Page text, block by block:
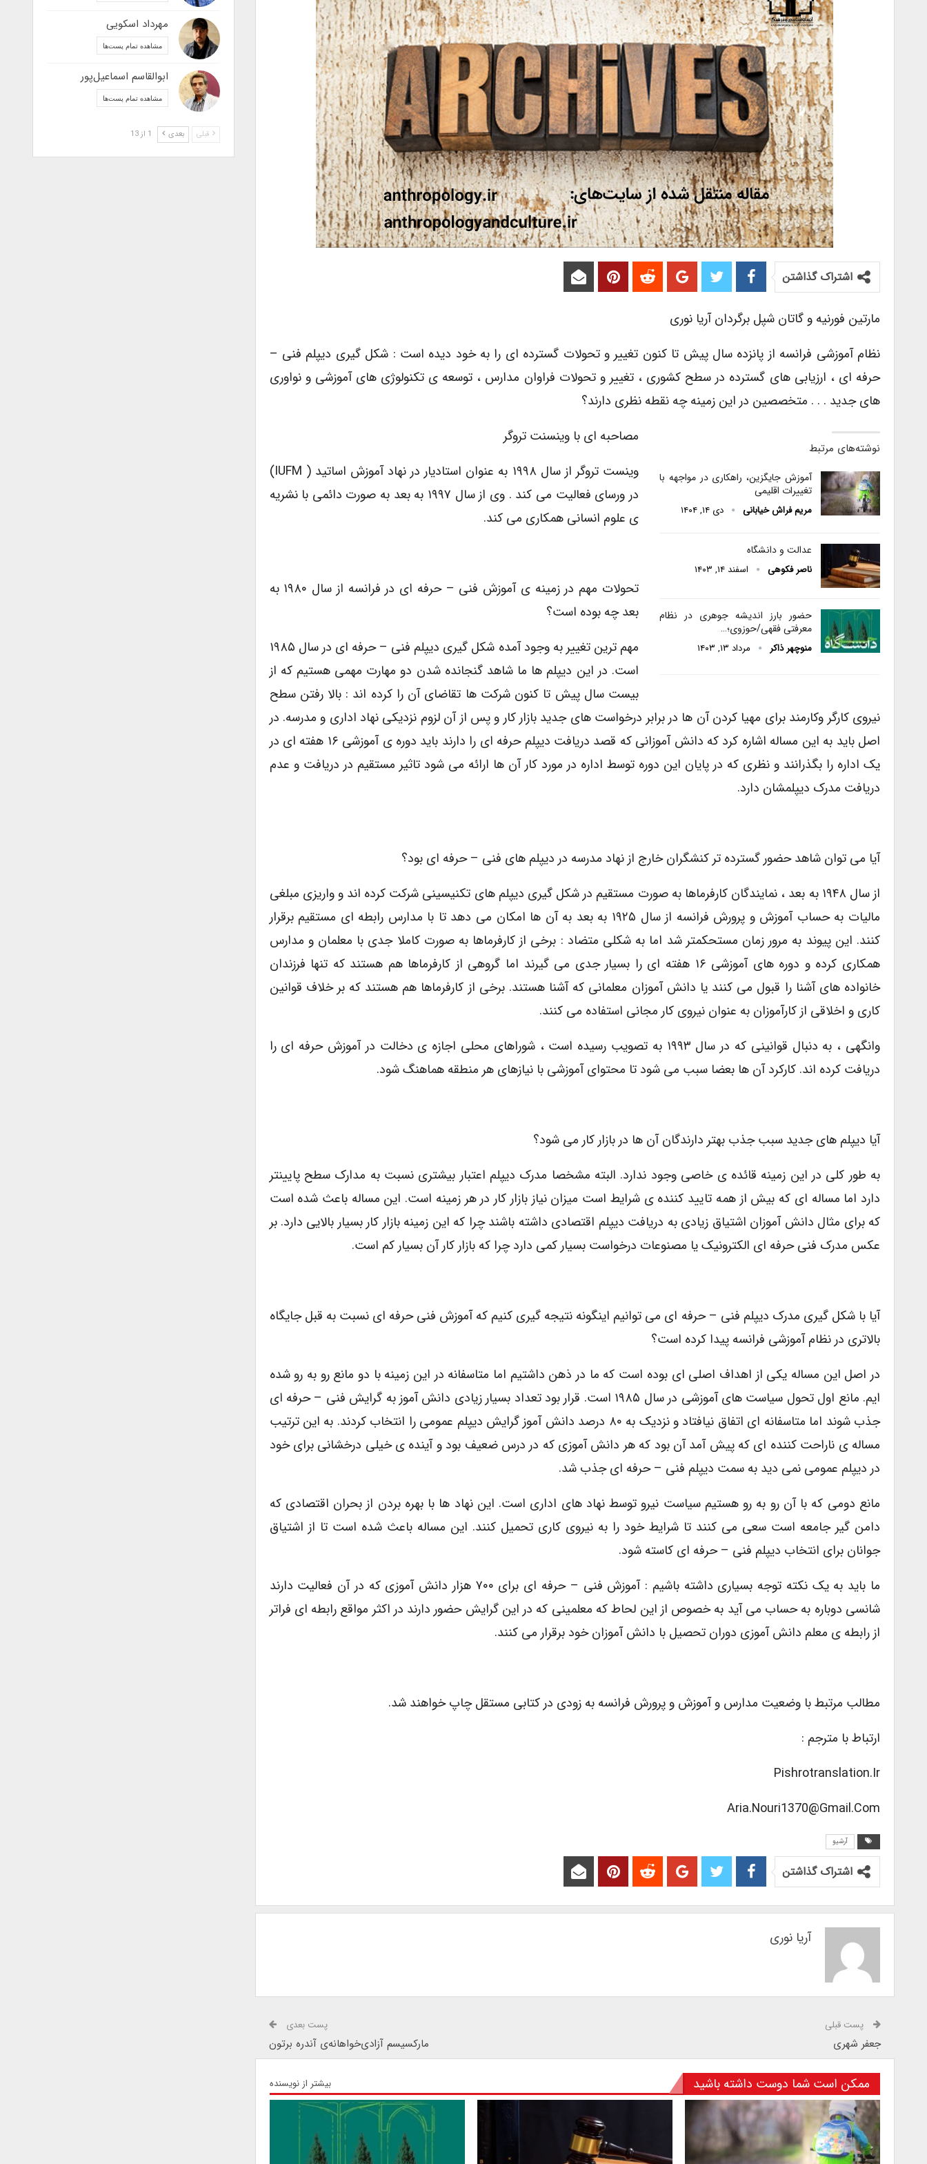
اشتراک گذاشتن
مارتین فورنیه و گاتان شپل برگردان آریا نوری
نظام آموزشی فرانسه از پانزده سال پیش تا کنون تغییر و تحولات گسترده ای را به خود دیده است : شکل گیری دیپلم فنی –
حرفه ای ، ارزیابی های گسترده در سطح کشوری ، تغییر و تحولات فراوان مدارس ، توسعه ی تکنولوژی های آموزشی و نواوری
های جدید . . . متخصصین در این زمینه چه نقطه نظری دارند؟
نوشته‌های مرتبط
آموزش جایگزین، راهکاری در مواجهه با
تغییرات اقلیمی
مریم فراش خیابانی دی ۱۴, ۱۴۰۴
عدالت و دانشگاه
ناصر فکوهی اسفند ۱۴, ۱۴۰۳
حضور بارز اندیشه جوهری در نظام
معرفتی فقهی/حوزوی؛…
منوچهر ذاکر مرداد ۱۳, ۱۴۰۳
مصاحبه ای با وینسنت تروگر
وینست تروگر از سال ۱۹۹۸ به عنوان استادیار در نهاد آموزش اساتید ( IUFM)
در ورسای فعالیت می کند . وی از سال ۱۹۹۷ به بعد به صورت دائمی با نشریه
ی علوم انسانی همکاری می کند.
تحولات مهم در زمینه ی آموزش فنی – حرفه ای در فرانسه از سال ۱۹۸۰ به
بعد چه بوده است؟
مهم ترین تغییر به وجود آمده شکل گیری دیپلم فنی – حرفه ای در سال ۱۹۸۵
است. در این دیپلم ها ما شاهد گنجانده شدن دو مهارت مهمی هستیم که از
بیست سال پیش تا کنون شرکت ها تقاضای آن را کرده اند : بالا رفتن سطح
نیروی کارگر وکارمند برای مهیا کردن آن ها در برابر درخواست های جدید بازار کار و پس از آن لزوم نزدیکی نهاد اداری و مدرسه. در
اصل باید به این مساله اشاره کرد که دانش آموزانی که قصد دریافت دیپلم حرفه ای را دارند باید دوره ی آموزشی ۱۶ هفته ای در
یک اداره را بگذرانند و نظری که در پایان این دوره توسط اداره در مورد کار آن ها ارائه می شود تاثیر مستقیم در دریافت و عدم
دریافت مدرک دیپلمشان دارد.
آیا می توان شاهد حضور گسترده تر کنشگران خارج از نهاد مدرسه در دیپلم های فنی – حرفه ای بود؟
از سال ۱۹۴۸ به بعد ، نمایندگان کارفرماها به صورت مستقیم در شکل گیری دیپلم های تکنیسینی شرکت کرده اند و واریزی مبلغی
مالیات به حساب آموزش و پرورش فرانسه از سال ۱۹۲۵ به بعد به آن ها امکان می دهد تا با مدارس رابطه ای مستقیم برقرار
کنند. این پیوند به مرور زمان مستحکمتر شد اما به شکلی متضاد : برخی از کارفرماها به صورت کاملا جدی با معلمان و مدارس
همکاری کرده و دوره های آموزشی ۱۶ هفته ای را بسیار جدی می گیرند اما گروهی از کارفرماها هم هستند که تنها فرزندان
خانواده های آشنا را قبول می کنند یا دانش آموزان معلمانی که آشنا هستند. برخی از کارفرماها هم هستند که بر خلاف قوانین
کاری و اخلاقی از کارآموزان به عنوان نیروی کار مجانی استفاده می کنند.
وانگهی ، به دنبال قوانینی که در سال ۱۹۹۳ به تصویب رسیده است ، شوراهای محلی اجازه ی دخالت در آموزش حرفه ای را
دریافت کرده اند. کارکرد آن ها بعضا سبب می شود تا محتوای آموزشی با نیازهای هر منطقه هماهنگ شود.
آیا دیپلم های جدید سبب جذب بهتر دارندگان آن ها در بازار کار می شود؟
به طور کلی در این زمینه قائده ی خاصی وجود ندارد. البته مشخصا مدرک دیپلم اعتبار بیشتری نسبت به مدارک سطح پایینتر
دارد اما مساله ای که بیش از همه تایید کننده ی شرایط است میزان نیاز بازار کار در هر زمینه است. این مساله باعث شده است
که برای مثال دانش آموزان اشتیاق زیادی به دریافت دیپلم اقتصادی داشته باشند چرا که این زمینه بازار کار بسیار بالایی دارد. بر
عکس مدرک فنی حرفه ای الکترونیک یا مصنوعات درخواست بسیار کمی دارد چرا که بازار کار آن بسیار کم است.
آیا با شکل گیری مدرک دیپلم فنی – حرفه ای می توانیم اینگونه نتیجه گیری کنیم که آموزش فنی حرفه ای نسبت به قبل جایگاه
بالاتری در نظام آموزشی فرانسه پیدا کرده است؟
در اصل این مساله یکی از اهداف اصلی ای بوده است که ما در ذهن داشتیم اما متاسفانه در این زمینه با دو مانع رو به رو شده
ایم. مانع اول تحول سیاست های آموزشی در سال ۱۹۸۵ است. قرار بود تعداد بسیار زیادی دانش آموز به گرایش فنی – حرفه ای
جذب شوند اما متاسفانه ای اتفاق نیافتاد و نزدیک به ۸۰ درصد دانش آموز گرایش دیپلم عمومی را انتخاب کردند. به این ترتیب
مساله ی ناراحت کننده ای که پیش آمد آن بود که هر دانش آموزی که در درس ضعیف بود و آینده ی خیلی درخشانی برای خود
در دیپلم عمومی نمی دید به سمت دیپلم فنی – حرفه ای جذب شد.
مانع دومی که با آن رو به رو هستیم سیاست نیرو توسط نهاد های اداری است. این نهاد ها با بهره بردن از بحران اقتصادی که
دامن گیر جامعه است سعی می کنند تا شرایط خود را به نیروی کاری تحمیل کنند. این مساله باعث شده است تا از اشتیاق
جوانان برای انتخاب دیپلم فنی – حرفه ای کاسته شود.
ما باید به یک نکته توجه بسیاری داشته باشیم : آموزش فنی – حرفه ای برای ۷۰۰ هزار دانش آموزی که در آن فعالیت دارند
شانسی دوباره به حساب می آید به خصوص از این لحاط که معلمینی که در این گرایش حضور دارند در اکثر مواقع رابطه ای فراتر
از رابطه ی معلم دانش آموزی دوران تحصیل با دانش آموزان خود برقرار می کنند.
مطالب مرتبط با وضعیت مدارس و آموزش و پرورش فرانسه به زودی در کتابی مستقل چاپ خواهند شد.
ارتباط با مترجم :
Pishrotranslation.ir
Aria.nouri1370@gmail.com
آرشیو
اشتراک گذاشتن
آریا نوری
پست قبلی
جعفر شهری
پست بعدی
مارکسیسم آزادی‌خواهانه‌ی آندره برتون
ممکن است شما دوست داشته باشید بیشتر از نویسنده
مهرداد اسکویی
مشاهده تمام پست‌ها
ابوالقاسم اسماعیل‌پور
مشاهده تمام پست‌ها
قبلی بعدی 1 از 13